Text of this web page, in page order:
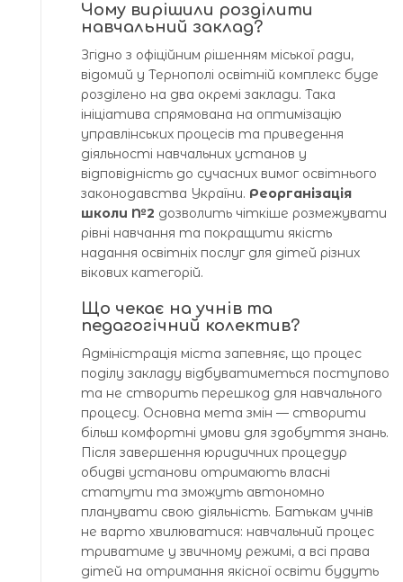
Чому вирішили розділити
навчальний заклад?
Згідно з офіційним рішенням міської ради,
відомий у Тернополі освітній комплекс буде
розділено на два окремі заклади. Така
ініціатива спрямована на оптимізацію
управлінських процесів та приведення
діяльності навчальних установ у
відповідність до сучасних вимог освітнього
законодавства України. Реорганізація
школи №2 дозволить чіткіше розмежувати
рівні навчання та покращити якість
надання освітніх послуг для дітей різних
вікових категорій.
Що чекає на учнів та
педагогічний колектив?
Адміністрація міста запевняє, що процес
поділу закладу відбуватиметься поступово
та не створить перешкод для навчального
процесу. Основна мета змін — створити
більш комфортні умови для здобуття знань.
Після завершення юридичних процедур
обидві установи отримають власні
статути та зможуть автономно
планувати свою діяльність. Батькам учнів
не варто хвилюватися: навчальний процес
триватиме у звичному режимі, а всі права
дітей на отримання якісної освіти будуть